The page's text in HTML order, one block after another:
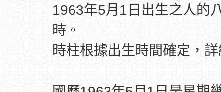
1963年5月1日出生之人的
時。
時柱根據出生時間確定，